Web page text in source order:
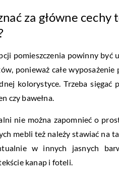
za główne
pomieszczenia powinny
ponieważ całe
kolorystyce. Trzeba
czy bawełna.
nie można zapomnieć o
mebli też należy stawiać na
w innych jasnych
kanap i foteli.